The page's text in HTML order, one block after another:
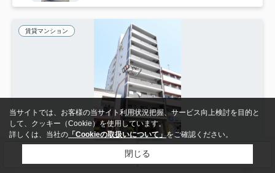
賃貸マンション
当サイトでは、お客様の当サイト利用状況把握、サービス向上検討を目的と
して、クッキー（Cookie）を使用しています。
詳しくは、当社の 「Cookieの取扱いについて」をご確認ください。
閉じる